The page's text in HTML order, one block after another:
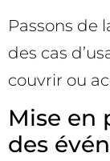
Passons de
des cas
couvrir ou
Mise en
des